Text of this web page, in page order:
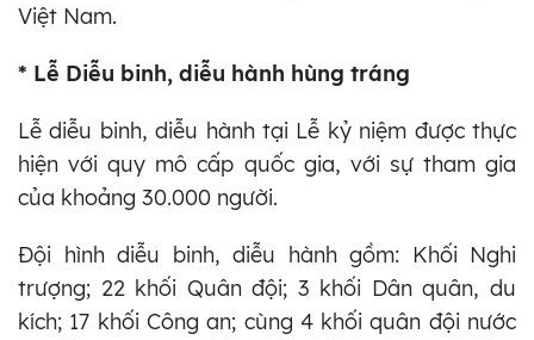
Việt Nam.
* Lễ Diễu binh, diễu hành hùng tráng
Lễ diễu binh, diễu hành tại Lễ kỷ niệm được thực
hiện với quy mô cấp quốc gia, với sự tham gia
của khoảng 30.000 người.
Đội hình diễu binh, diễu hành gồm: Khối Nghi
trượng; 22 khối Quân đội; 3 khối Dân quân, du
kích; 17 khối Công an; cùng 4 khối quân đội nước